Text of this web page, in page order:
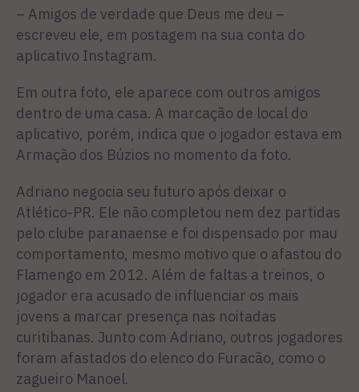
– Amigos de verdade que Deus me deu –
escreveu ele, em postagem na sua conta do
aplicativo Instagram.
Em outra foto, ele aparece com outros amigos
dentro de uma casa. A marcação de local do
aplicativo, porém, indica que o jogador estava em
Armação dos Búzios no momento da foto.
Adriano negocia seu futuro após deixar o
Atlético-PR. Ele não completou nem dez partidas
pelo clube paranaense e foi dispensado por mau
comportamento, mesmo motivo que o afastou do
Flamengo em 2012. Além de faltas a treinos, o
jogador era acusado de influenciar os mais
jovens a marcar presença nas noitadas
curitibanas. Junto com Adriano, outros jogadores
foram afastados do elenco do Furacão, como o
zagueiro Manoel.